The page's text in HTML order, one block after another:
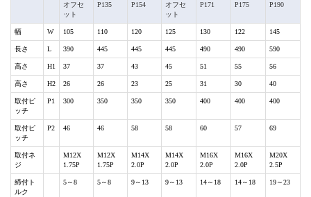
オフセ
ット
P135
P154
オフセ
ット
P171
P175
P190
幅 W 105 110 120 125 130 122 145
長さ L 390 445 445 445 490 490 590
高さ H1 37 37 43 45 51 55 56
高さ H2 26 26 23 25 31 30 40
取付ピ
ッチ
P1 300 350 350 350 400 400 400
取付ピ
ッチ
P2 46 46 58 58 60 57 69
取付ネ
ジ
M12X
1.75P
M12X
1.75P
M14X
2.0P
M14X
2.0P
M16X
2.0P
M16X
2.0P
M20X
2.5P
締付ト
ルク
5～8 5～8 9～13 9～13 14～18 14～18 19～23